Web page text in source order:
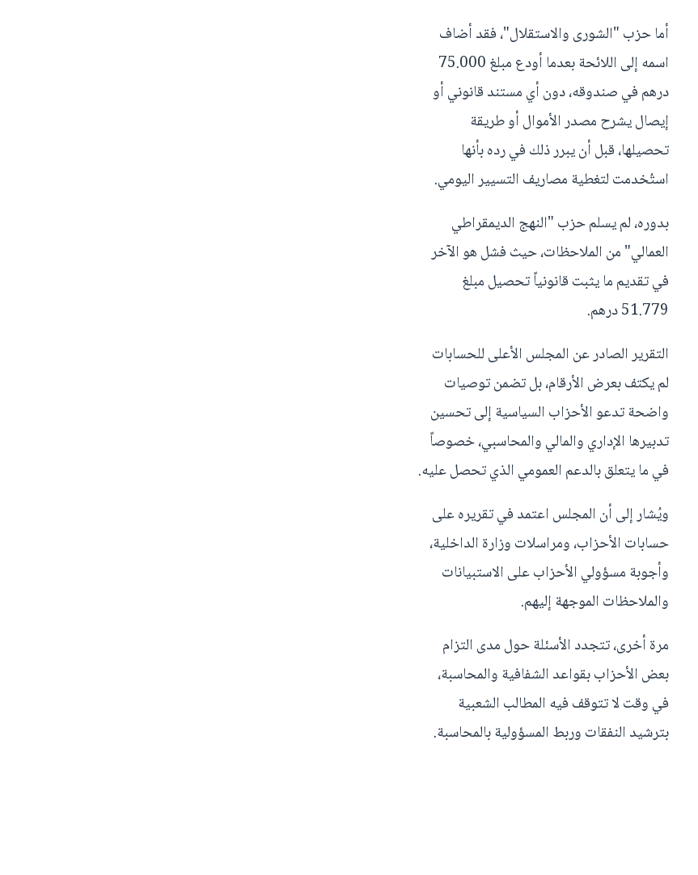
أما حزب "الشورى والاستقلال"، فقد أضاف
اسمه إلى اللائحة بعدما أودع مبلغ 75.000
درهم في صندوقه، دون أي مستند قانوني أو
إيصال يشرح مصدر الأموال أو طريقة
تحصيلها، قبل أن يبرر ذلك في رده بأنها
استُخدمت لتغطية مصاريف التسيير اليومي.
بدوره، لم يسلم حزب "النهج الديمقراطي
العمالي" من الملاحظات، حيث فشل هو الآخر
في تقديم ما يثبت قانونياً تحصيل مبلغ
51.779 درهم.
التقرير الصادر عن المجلس الأعلى للحسابات
لم يكتف بعرض الأرقام، بل تضمن توصيات
واضحة تدعو الأحزاب السياسية إلى تحسين
تدبيرها الإداري والمالي والمحاسبي، خصوصاً
في ما يتعلق بالدعم العمومي الذي تحصل عليه.
ويُشار إلى أن المجلس اعتمد في تقريره على
حسابات الأحزاب، ومراسلات وزارة الداخلية،
وأجوبة مسؤولي الأحزاب على الاستبيانات
والملاحظات الموجهة إليهم.
مرة أخرى، تتجدد الأسئلة حول مدى التزام
بعض الأحزاب بقواعد الشفافية والمحاسبة،
في وقت لا تتوقف فيه المطالب الشعبية
بترشيد النفقات وربط المسؤولية بالمحاسبة.